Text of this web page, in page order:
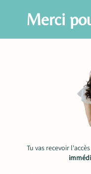
Merci
Tu vas recevoir